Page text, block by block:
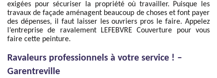
exigées pour sécuriser la propriété où travailler. Puisque les
travaux de façade aménagent beaucoup de choses et font payer
des dépenses, il faut laisser les ouvriers pros le faire. Appelez
l’entreprise de ravalement LEFEBVRE Couverture pour vous
faire cette peinture.
Ravaleurs professionnels à votre service ! –
Garentreville